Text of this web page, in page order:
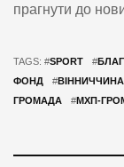
прагнути до
TAGS: #SPORT #
ФОНД
#ВІННИЧЧИНА
ГРОМАДА
#МХП-